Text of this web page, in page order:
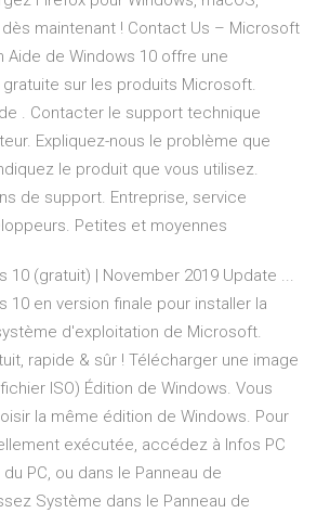
dès maintenant ! Contact Us – Microsoft
Aide de Windows 10 offre une
sur les produits Microsoft.
. Contacter le support technique
Expliquez-nous le problème que
le produit que vous utilisez.
de support. Entreprise, service
Petites et moyennes
10 (gratuit) | November 2019 Update ...
10 en version finale pour installer la
d'exploitation de Microsoft.
rapide & sûr ! Télécharger une image
ISO) Édition de Windows. Vous
la même édition de Windows. Pour
exécutée, accédez à Infos PC
PC, ou dans le Panneau de
Système dans le Panneau de